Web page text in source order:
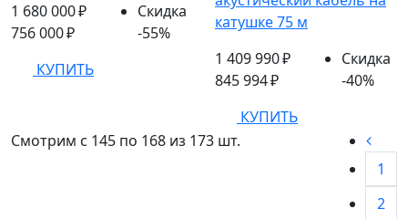
1 680 000 ₽
756 000 ₽
Скидка
-55%
КУПИТЬ
катушке 75 м
1 409 990 ₽
845 994 ₽
Скидка
-40%
КУПИТЬ
Смотрим c 145 по 168 из 173 шт.
1
2